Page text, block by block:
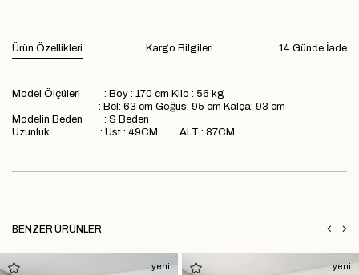
Ürün Özellikleri 14 Günde İade
Kargo Bilgileri
Model Ölçüleri : Boy : 170 cm Kilo : 56 kg
: Bel: 63 cm Göğüs: 95 cm Kalça: 93 cm
Modelin Beden : S Beden
Uzunluk : Üst : 49CM ALT : 87CM
BENZER ÜRÜNLER
yeni yeni